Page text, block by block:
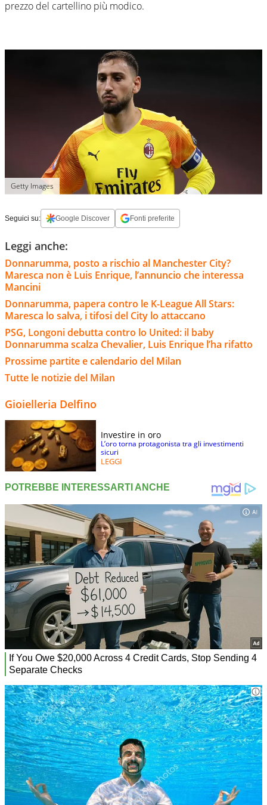
prezzo del cartellino più modico.
Getty Images
Seguici su: Google Discover Fonti preferite
Leggi anche:
Donnarumma, posto a rischio al Manchester City?
Maresca non è Luis Enrique, l’annuncio che interessa
Mancini
Donnarumma, papera contro le K-League All Stars:
Maresca lo salva, i tifosi del City lo attaccano
PSG, Longoni debutta contro lo United: il baby
Donnarumma scalza Chevalier, Luis Enrique l’ha rifatto
Prossime partite e calendario del Milan
Tutte le notizie del Milan
Gioielleria Delfino
Investire in oro
L’oro torna protagonista tra gli investimenti
sicuri
LEGGI